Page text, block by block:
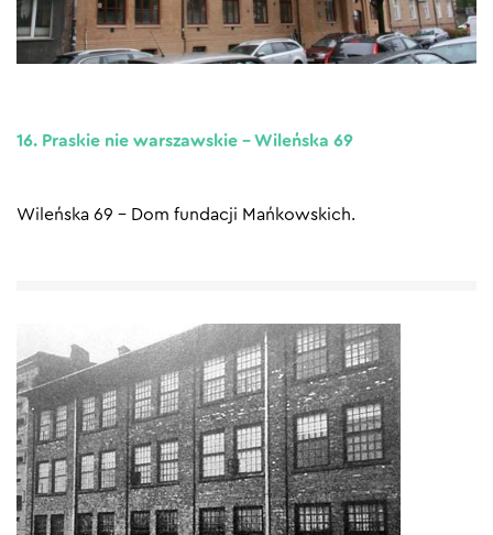
16. Praskie nie warszawskie – Wileńska 69
Wileńska 69 – Dom fundacji Mańkowskich.